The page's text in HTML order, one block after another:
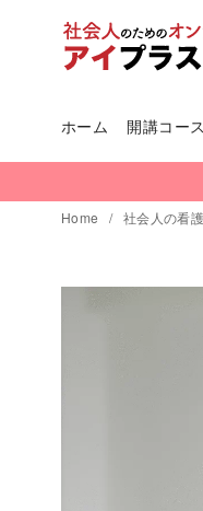
テ
ホーム 開講コー
Home 社会人の看